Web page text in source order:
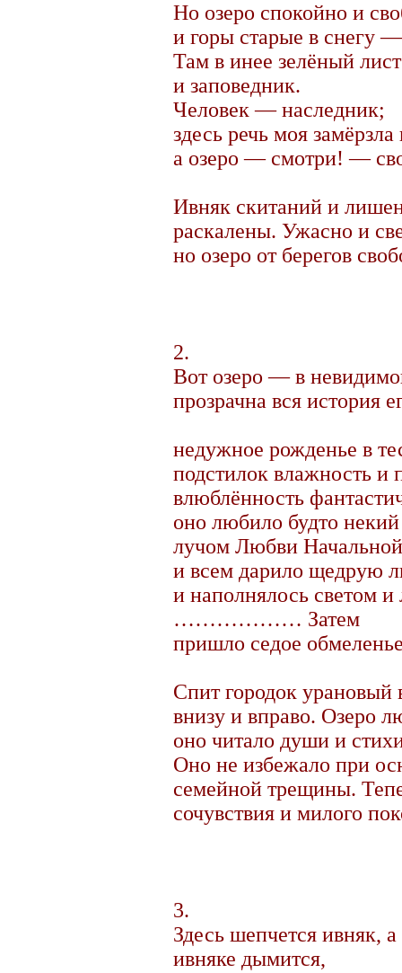
Но озеро спокойно и
и горы старые в снегу
Там в инее зелёный
и заповедник.
Человек — наследник;
здесь речь моя замёрзла
а озеро — смотри! —
Ивняк скитаний и
раскалены. Ужасно и
но озеро от берегов
2.
Вот озеро — в
прозрачна вся история
недужное рожденье в
подстилок влажность и
влюблённость
оно любило будто
лучом Любви
и всем дарило щедрую
и наполнялось светом
……………… Затем
пришло седое
Спит городок урановый
внизу и вправо. Озеро
оно читало души и
Оно не избежало при
семейной трещины.
сочувствия и милого
3.
Здесь шепчется ивняк,
ивняке дымится,